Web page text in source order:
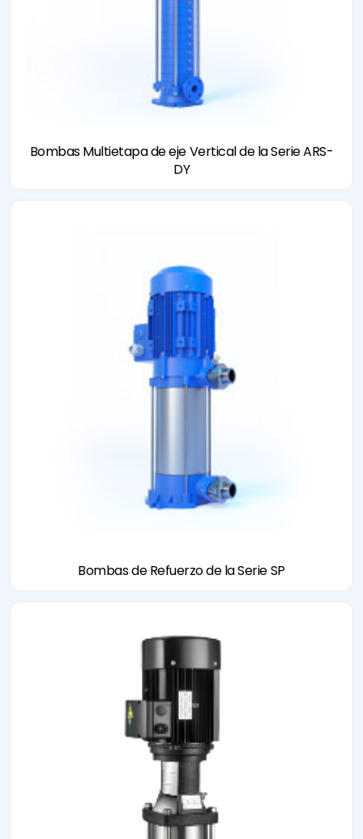
Bombas Multietapa de eje Vertical de la Serie ARS-
DY
Bombas de Refuerzo de la Serie SP